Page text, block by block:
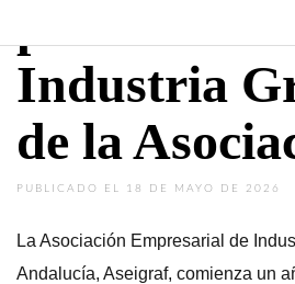
Industria
de la
PUBLICADO EL 18 DE MAYO DE 2026
La Asociación Empresarial de
Andalucía, Aseigraf, comienza un